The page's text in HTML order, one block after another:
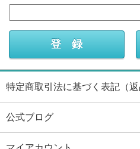
特定商取引法に基づく表記（返
公式ブログ